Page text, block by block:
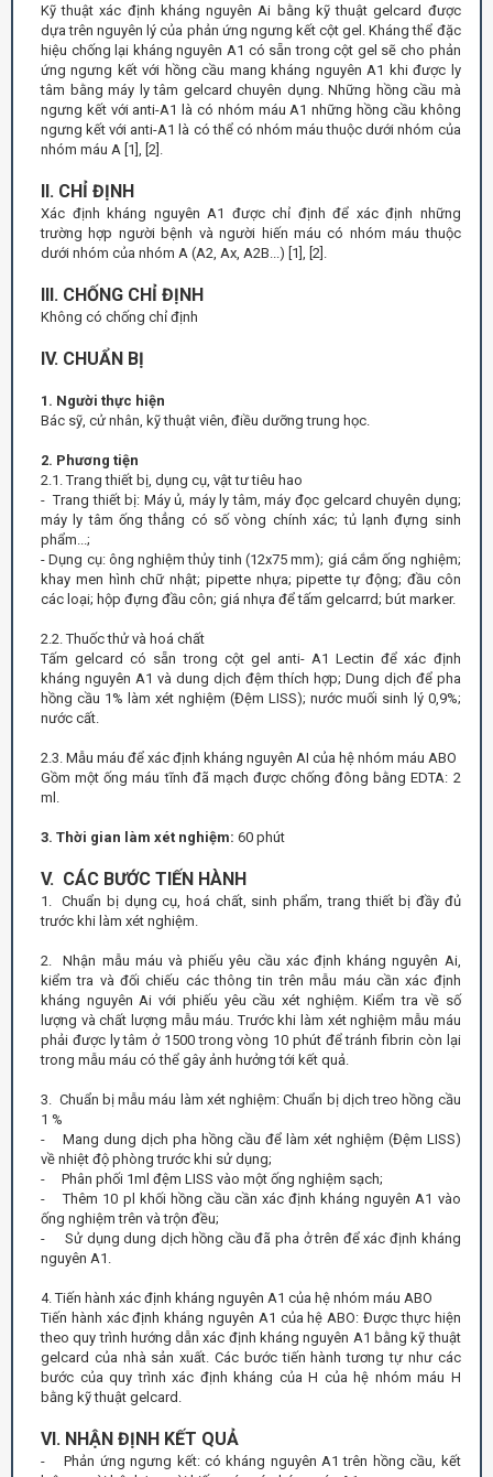
Kỹ thuật xác định kháng nguyên Ai bằng kỹ thuật gelcard được
dựa trên nguyên lý của phản ứng ngưng kết cột gel. Kháng thể đặc
hiệu chống lại kháng nguyên A1 có sẵn trong cột gel sẽ cho phản
ứng ngưng kết với hồng cầu mang kháng nguyên A1 khi được ly
tâm bằng máy ly tâm gelcard chuyên dụng. Những hồng cầu mà
ngưng kết với anti-A1 là có nhóm máu A1 những hồng cầu không
ngưng kết với anti-A1 là có thể có nhóm máu thuộc dưới nhóm của
nhóm máu A [1], [2].
II. CHỈ ĐỊNH
Xác định kháng nguyên A1 được chỉ định để xác định những
trường hợp người bệnh và người hiến máu có nhóm máu thuộc
dưới nhóm của nhóm A (A2, Ax, A2B...) [1], [2].
III. CHỐNG CHỈ ĐỊNH
Không có chống chỉ định
IV. CHUẨN BỊ
1. Người thực hiện
Bác sỹ, cử nhân, kỹ thuật viên, điều dưỡng trung học.
2. Phương tiện
2.1. Trang thiết bị, dụng cụ, vật tư tiêu hao
- Trang thiết bị: Máy ủ, máy ly tâm, máy đọc gelcard chuyên dụng;
máy ly tâm ống thẳng có số vòng chính xác; tủ lạnh đựng sinh
phẩm...;
- Dụng cụ: ông nghiệm thủy tinh (12x75 mm); giá cắm ống nghiệm;
khay men hình chữ nhật; pipette nhựa; pipette tự động; đầu côn
các loại; hộp đựng đầu côn; giá nhựa để tấm gelcarrd; bút marker.
2.2. Thuốc thử và hoá chất
Tấm gelcard có sẵn trong cột gel anti- A1 Lectin để xác định
kháng nguyên A1 và dung dịch đệm thích hợp; Dung dịch để pha
hồng cầu 1% làm xét nghiệm (Đệm LISS); nước muối sinh lý 0,9%;
nước cất.
2.3. Mẫu máu để xác định kháng nguyên AI của hệ nhóm máu ABO
Gồm một ống máu tĩnh đã mạch được chống đông bằng EDTA: 2
ml.
3. Thời gian làm xét nghiệm: 60 phút
V. CÁC BƯỚC TIẾN HÀNH
1. Chuẩn bị dụng cụ, hoá chất, sinh phẩm, trang thiết bị đầy đủ
trước khi làm xét nghiệm.
2. Nhận mẫu máu và phiếu yêu cầu xác định kháng nguyên Ai,
kiểm tra và đối chiếu các thông tin trên mẫu máu cần xác định
kháng nguyên Ai với phiếu yêu cầu xét nghiệm. Kiểm tra về số
lượng và chất lượng mẫu máu. Trước khi làm xét nghiệm mẫu máu
phải được ly tâm ở 1500 trong vòng 10 phút để tránh fibrin còn lại
trong mẫu máu có thể gây ảnh hưởng tới kết quả.
3. Chuẩn bị mẫu máu làm xét nghiệm: Chuẩn bị dịch treo hồng cầu
1 %
- Mang dung dịch pha hồng cầu để làm xét nghiệm (Đệm LISS)
về nhiệt độ phòng trước khi sử dụng;
- Phân phối 1ml đệm LISS vào một ống nghiệm sạch;
- Thêm 10 pl khối hồng cầu cần xác định kháng nguyên A1 vào
ống nghiệm trên và trộn đều;
- Sử dụng dung dịch hồng cầu đã pha ở trên để xác định kháng
nguyên A1.
4. Tiến hành xác định kháng nguyên A1 của hệ nhóm máu ABO
Tiến hành xác định kháng nguyên A1 của hệ ABO: Được thực hiện
theo quy trình hướng dẫn xác định kháng nguyên A1 bằng kỹ thuật
gelcard của nhà sản xuất. Các bước tiến hành tương tự như các
bước của quy trình xác định kháng của H của hệ nhóm máu H
bằng kỹ thuật gelcard.
VI. NHẬN ĐỊNH KẾT QUẢ
- Phản ứng ngưng kết: có kháng nguyên A1 trên hồng cầu, kết